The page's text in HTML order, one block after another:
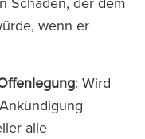
wenn er
: Wird
alle